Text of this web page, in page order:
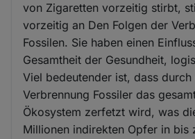
von Zigaretten vorzeitig stirbt,
vorzeitig an Den Folgen der
Fossilen. Sie haben einen
Gesamtheit der Gesundheit,
Viel bedeutender ist, dass
Verbrennung Fossiler das
Ökosystem zerfetzt wird, was
Millionen indirekten Opfer in bis